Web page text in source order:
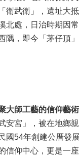
衛武衛」，遺址大
北處，日治時期因
隅，即今「茅仔頂
大師工藝的信仰藝
安宮」，被在地鄉
國54年創建公厝發
信仰中心，更是一